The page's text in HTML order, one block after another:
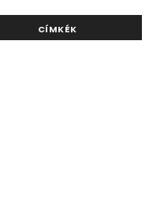
CÍMKÉK